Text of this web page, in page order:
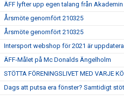
ÄFF lyfter upp egen talang från
Årsmöte genomfört 210325
Årsmöte genomfört 210325
Intersport webshop för 2021 är
ÄFF-Målet på Mc Donalds Ängelholm
STÖTTA FÖRENINGSLIVET MED VARJE
Dags att putsa era fönster? Samtidigt